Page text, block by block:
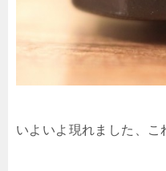
いよいよ現れました、こ